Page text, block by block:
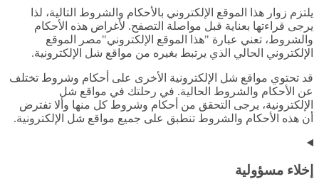
يلتزم زوار هذا الموقع الإلكتروني بالأحكام والشروط التالية، لذا
يرجى قراءتها بعناية قبل مواصلة التصفح. لأغراض هذه الأحكام
والشروط، تعني عبارة "هذا الموقع الإلكتروني"مصر الموقع
الإلكتروني الحالي الذي يرتبط بغيره من مواقع شل الإلكترونية.
قد تحتوي مواقع شل الإلكترونية الأخرى على أحكام وشروط تختلف
عن الأحكام والشروط الحالية. في رحلتك في مواقع شل
الإلكترونية، يرجى التحقق من أحكام وشروط كل منها وألا تفترض
أن هذه الأحكام والشروط تنطبق على جميع مواقع شل الإلكترونية.
إخلاء مسؤولية